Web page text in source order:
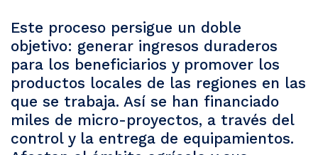
Este proceso persigue un doble
objetivo: generar ingresos duraderos
para los beneficiarios y promover los
productos locales de las regiones en las
que se trabaja. Así se han financiado
miles de micro-proyectos, a través del
control y la entrega de equipamientos.